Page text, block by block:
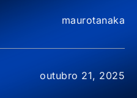
maurotanaka
outubro 21, 2025